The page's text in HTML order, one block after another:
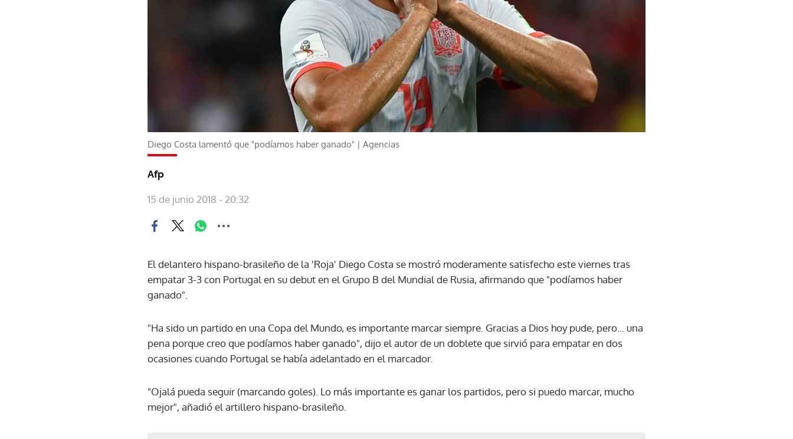
Diego Costa lamentó que "podíamos haber ganado" | Agencias
Afp
15 de junio 2018 - 20:32
El delantero hispano-brasileño de la 'Roja' Diego Costa se mostró moderamente satisfecho este viernes tras
empatar 3-3 con Portugal en su debut en el Grupo B del Mundial de Rusia, afirmando que "podíamos haber
ganado".
"Ha sido un partido en una Copa del Mundo, es importante marcar siempre. Gracias a Dios hoy pude, pero... una
pena porque creo que podíamos haber ganado", dijo el autor de un doblete que sirvió para empatar en dos
ocasiones cuando Portugal se había adelantado en el marcador.
"Ojalá pueda seguir (marcando goles). Lo más importante es ganar los partidos, pero si puedo marcar, mucho
mejor", añadió el artillero hispano-brasileño.